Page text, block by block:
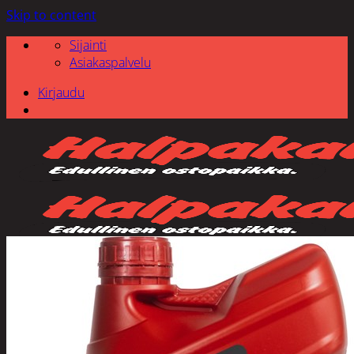
Skip to content
Sijainti
Asiakaspalvelu
Kirjaudu